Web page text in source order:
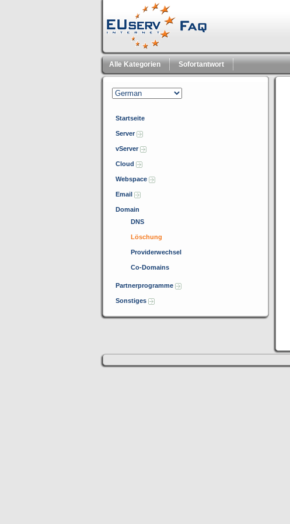
Alle Kategorien Sofortantwort
Startseite
Server
vServer
Cloud
Webspace
Email
Domain
DNS
Löschung
Providerwechsel
Co-Domains
Partnerprogramme
Sonstiges